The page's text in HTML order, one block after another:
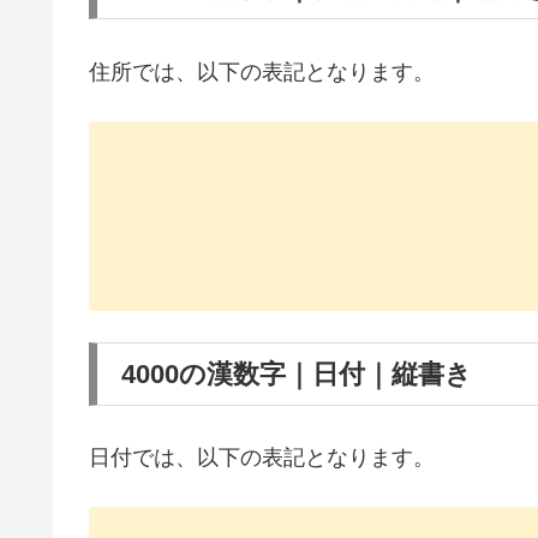
住所では、以下の表記となります。
4000の漢数字｜日付｜縦書き
日付では、以下の表記となります。